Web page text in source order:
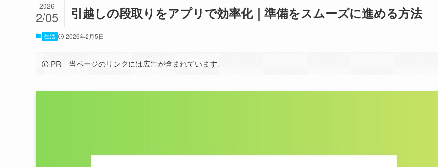
引越しの段取りをアプリで効率化｜準備をスムーズに進める方法
2026
2/05
生活 2026年2月5日
PR 当ページのリンクには広告が含まれています。